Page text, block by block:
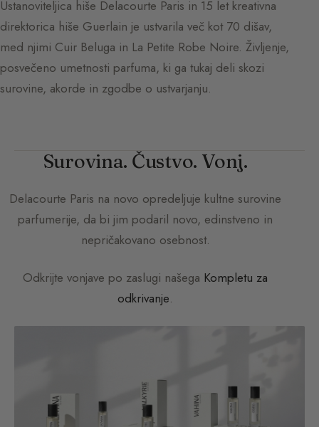
Ustanoviteljica hiše Delacourte Paris in 15 let kreativna
direktorica hiše Guerlain je ustvarila več kot 70 dišav,
med njimi Cuir Beluga in La Petite Robe Noire. Življenje,
posvečeno umetnosti parfuma, ki ga tukaj deli skozi
surovine, akorde in zgodbe o ustvarjanju.
Surovina. Čustvo. Vonj.
Delacourte Paris na novo opredeljuje kultne surovine
parfumerije, da bi jim podaril novo, edinstveno in
nepričakovano osebnost.
Odkrijte vonjave po zaslugi našega Kompletu za
odkrivanje.